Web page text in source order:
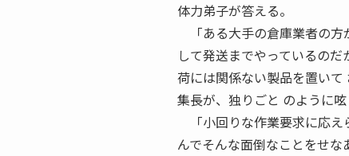
体力弟子が答える。
「ある大手の倉庫業者の方
して発送までやっているの
荷には関係ない製品を置い
集長が、独りごと のように呟
「小回りな作業要求に応え
んでそんな面倒なことをせ